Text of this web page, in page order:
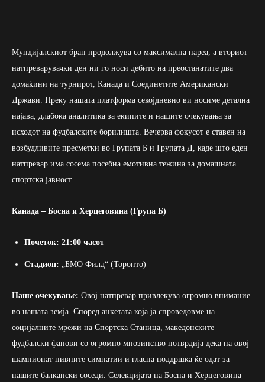
Мундијалскиот бран продолжува со максимална пареа, а вториот
натпреварувачки ден ни го носи дебито на преостанатите два
домаќини на турнирот, Канада и Соединетите Американски
Држави. Преку нашата платформа секојдневно ви носиме детална
најава, длабока аналитика за екипите и нашите очекувања за
исходот на фудбалските борилишта. Вечерва фокусот е ставен на
возбудливите пресметки во Групата Б и Групата Д, каде што еден
натпревар има сосема посебна емотивна тежина за домашната
спортска јавност.
Канада – Босна и Херцеговина (Група Б)
Почеток: 21:00 часот
Стадион: „БМО Филд“ (Торонто)
Наше очекување: Овој натпревар привлекува огромно внимание
во нашата земја. Според анкетата која ја спроведовме на
социјалните мрежи на Спортска Станица, македонските
фудбалски фанови со огромно мнозинство потврдија дека на овој
шампионат нивните симпатии и гласна поддршка ќе одат за
нашите балкански соседи. Селекцијата на Босна и Херцеговина